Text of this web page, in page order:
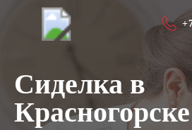
Сиделка в
Красногорске